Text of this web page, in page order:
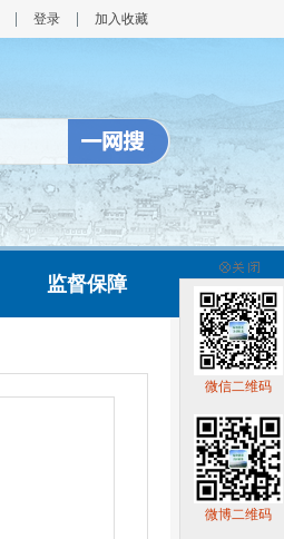
登录 加入收藏
监督保障
微信二维码
微博二维码